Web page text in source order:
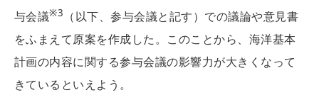
与会議※3
（以下、参与会議と記す）での議論や意見書
をふまえて原案を作成した。このことから、海洋基本
計画の内容に関する参与会議の影響力が大きくなって
きているといえよう。